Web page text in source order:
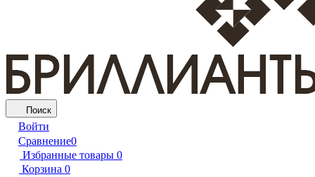
Поиск
Войти
Сравнение0
Избранные товары 0
Корзина 0